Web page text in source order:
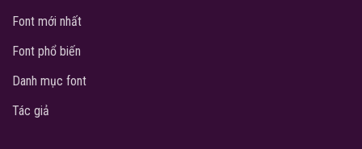
Font mới nhất
Font phổ biến
Danh mục font
Tác giả